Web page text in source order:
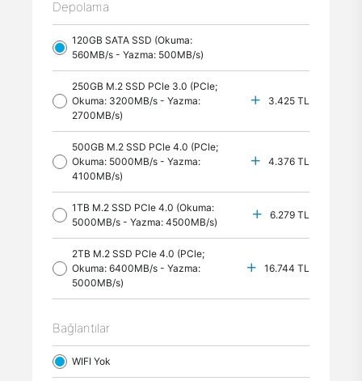
Depolama
120GB SATA SSD (Okuma:
560MB/s - Yazma: 500MB/s)
250GB M.2 SSD PCle 3.0 (PCle;
Okuma: 3200MB/s - Yazma:
2700MB/s)
3.425 TL
500GB M.2 SSD PCle 4.0 (PCle;
Okuma: 5000MB/s - Yazma:
4100MB/s)
4.376 TL
1TB M.2 SSD PCle 4.0 (Okuma:
5000MB/s - Yazma: 4500MB/s)
6.279 TL
2TB M.2 SSD PCle 4.0 (PCle;
Okuma: 6400MB/s - Yazma:
5000MB/s)
16.744 TL
Bağlantılar
WIFI Yok